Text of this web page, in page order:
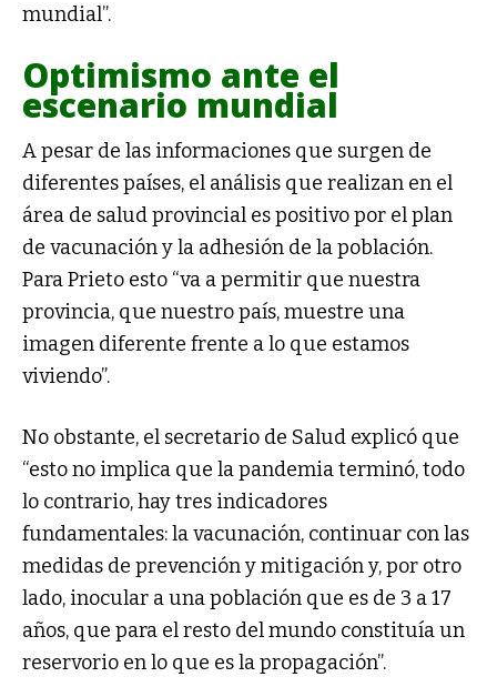
mundial”.
Optimismo ante el
escenario mundial
A pesar de las informaciones que surgen de
diferentes países, el análisis que realizan en el
área de salud provincial es positivo por el plan
de vacunación y la adhesión de la población.
Para Prieto esto “va a permitir que nuestra
provincia, que nuestro país, muestre una
imagen diferente frente a lo que estamos
viviendo”.
No obstante, el secretario de Salud explicó que
“esto no implica que la pandemia terminó, todo
lo contrario, hay tres indicadores
fundamentales: la vacunación, continuar con las
medidas de prevención y mitigación y, por otro
lado, inocular a una población que es de 3 a 17
años, que para el resto del mundo constituía un
reservorio en lo que es la propagación”.